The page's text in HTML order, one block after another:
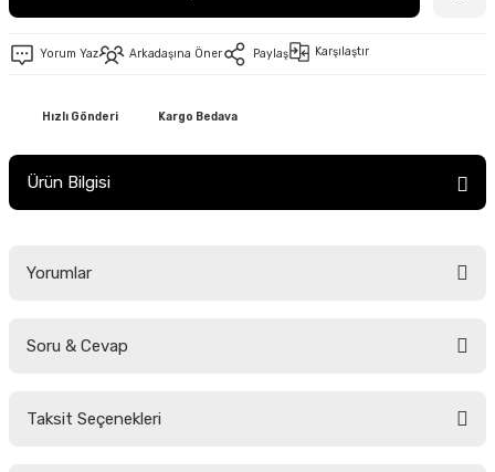
Yorum Yaz Arkadaşına Öner Paylaş Karşılaştır
Hızlı Gönderi Kargo Bedava
Ürün Bilgisi
Yorumlar
Soru & Cevap
Taksit Seçenekleri